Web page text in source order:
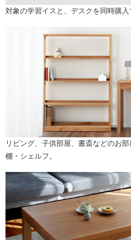
対象の学習イスと、デスクを同時購入
リビング、子供部屋、書斎などのお
棚・シェルフ。